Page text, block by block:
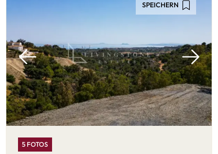
SPEICHERN
5 FOTOS